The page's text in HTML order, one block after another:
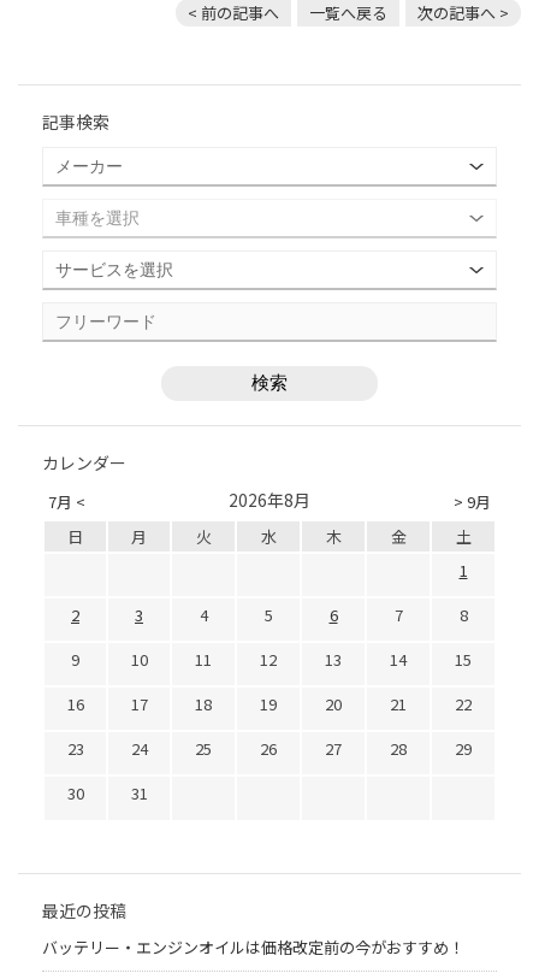
< 前の記事へ 一覧へ戻る 次の記事へ >
記事検索
カレンダー
7月 < > 9月
2026年8月
日 月 火 水 木 金
土
1
2
3 4 5 6 7
8
9
10 11 12 13 14
15
16
17 18 19 20 21
22
23
24 25 26 27 28
29
30
31
最近の投稿
バッテリー・エンジンオイルは価格改定前の今がおすすめ！